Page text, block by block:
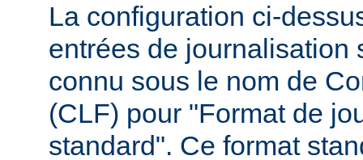
La configuration ci-
entrées de journalisation
connu sous le nom de
(CLF) pour "Format de
standard". Ce format